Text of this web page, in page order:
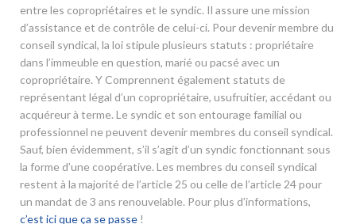
entre les copropriétaires et le syndic. Il assure une mission
d’assistance et de contrôle de celui-ci. Pour devenir membre du
conseil syndical, la loi stipule plusieurs statuts : propriétaire
dans l’immeuble en question, marié ou pacsé avec un
copropriétaire. Y Comprennent également statuts de
représentant légal d’un copropriétaire, usufruitier, accédant ou
acquéreur à terme. Le syndic et son entourage familial ou
professionnel ne peuvent devenir membres du conseil syndical.
Sauf, bien évidemment, s’il s’agit d’un syndic fonctionnant sous
la forme d’une coopérative. Les membres du conseil syndical
restent à la majorité de l’article 25 ou celle de l’article 24 pour
un mandat de 3 ans renouvelable. Pour plus d’informations,
c’est ici que ça se passe !